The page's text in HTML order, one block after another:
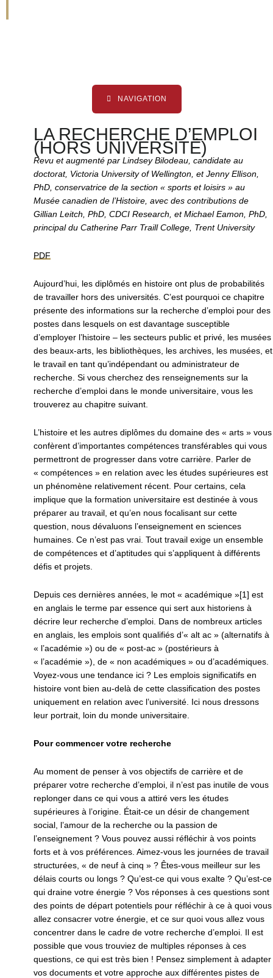
NAVIGATION
LA RECHERCHE D’EMPLOI
(HORS UNIVERSITÉ)
Revu et augmenté par Lindsey Bilodeau, candidate au
doctorat, Victoria University of Wellington, et Jenny Ellison,
PhD, conservatrice de la section « sports et loisirs » au
Musée canadien de l’Histoire, avec des contributions de
Gillian Leitch, PhD, CDCI Research, et Michael Eamon, PhD,
principal du Catherine Parr Traill College, Trent University
PDF
Aujourd’hui, les diplômés en histoire ont plus de probabilités
de travailler hors des universités. C’est pourquoi ce chapitre
présente des informations sur la recherche d’emploi pour des
postes dans lesquels on est davantage susceptible
d’employer l’histoire – les secteurs public et privé, les musées
des beaux-arts, les bibliothèques, les archives, les musées, et
le travail en tant qu’indépendant ou administrateur de
recherche. Si vous cherchez des renseignements sur la
recherche d’emploi dans le monde universitaire, vous les
trouverez au chapitre suivant.
L’histoire et les autres diplômes du domaine des « arts » vous
confèrent d’importantes compétences transférables qui vous
permettront de progresser dans votre carrière. Parler de
« compétences » en relation avec les études supérieures est
un phénomène relativement récent. Pour certains, cela
implique que la formation universitaire est destinée à vous
préparer au travail, et qu’en nous focalisant sur cette
question, nous dévaluons l’enseignement en sciences
humaines. Ce n’est pas vrai. Tout travail exige un ensemble
de compétences et d’aptitudes qui s’appliquent à différents
défis et projets.
Depuis ces dernières années, le mot « académique »[1] est
en anglais le terme par essence qui sert aux historiens à
décrire leur recherche d’emploi. Dans de nombreux articles
en anglais, les emplois sont qualifiés d’« alt ac » (alternatifs à
« l’académie ») ou de « post-ac » (postérieurs à
« l’académie »), de « non académiques » ou d’académiques.
Voyez-vous une tendance ici ? Les emplois significatifs en
histoire vont bien au-delà de cette classification des postes
uniquement en relation avec l’université. Ici nous dressons
leur portrait, loin du monde universitaire.
Pour commencer votre recherche
Au moment de penser à vos objectifs de carrière et de
préparer votre recherche d’emploi, il n’est pas inutile de vous
replonger dans ce qui vous a attiré vers les études
supérieures à l’origine. Était-ce un désir de changement
social, l’amour de la recherche ou la passion de
l’enseignement ? Vous pouvez aussi réfléchir à vos points
forts et à vos préférences. Aimez-vous les journées de travail
structurées, « de neuf à cinq » ? Êtes-vous meilleur sur les
délais courts ou longs ? Qu’est-ce qui vous exalte ? Qu’est-ce
qui draine votre énergie ? Vos réponses à ces questions sont
des points de départ potentiels pour réfléchir à ce à quoi vous
allez consacrer votre énergie, et ce sur quoi vous allez vous
concentrer dans le cadre de votre recherche d’emploi. Il est
possible que vous trouviez de multiples réponses à ces
questions, ce qui est très bien ! Pensez simplement à adapter
vos documents et votre approche aux différentes pistes de